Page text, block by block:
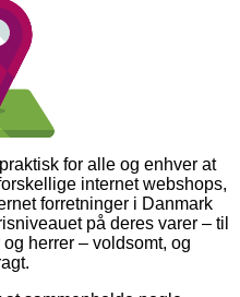
for alle og enhver at
internet webshops,
forretninger i Danmark
på deres varer – til
herrer – voldsomt, og